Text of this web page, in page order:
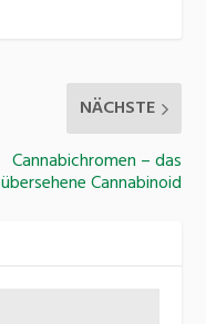
NÄCHSTE
Cannabichromen – das
übersehene Cannabinoid